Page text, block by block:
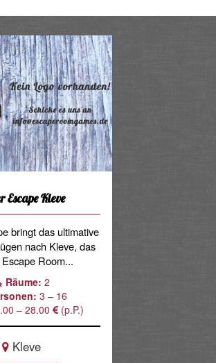
Escape Kleve
bringt das ultimative
nach Kleve, das
Room...
Räume: 2
3 – 16
– 28.00 (p.P.)
Kleve